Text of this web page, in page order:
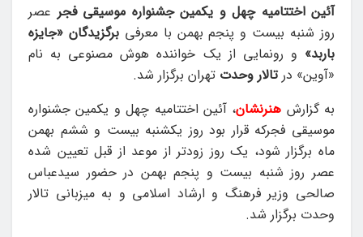
آئین اختتامیه چهل و یکمین جشنواره موسیقی فجر عصر
روز شنبه بیست و پنجم بهمن با معرفیبرگزیدگان «جایزه
باربد» و رونمایی از یک خواننده هوش مصنوعی به نام
«آوین» درتالار وحدت تهران برگزار شد.
به گزارش هنرنشان، آئین اختتامیه چهل و یکمین جشنواره
موسیقی فجرکه قرار بود روز یکشنبه بیست و ششم بهمن
ماه برگزار شود، یک روز زودتر از موعد از قبل تعیین شده
عصر روز شنبه بیست و پنجم بهمن در حضور سیدعباس
صالحی وزیر فرهنگ و ارشاد اسلامی و به میزبانی تالار
وحدت برگزار شد.